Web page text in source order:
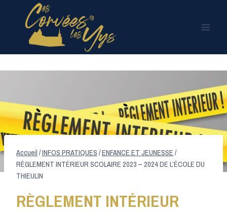
Accueil /INFOS PRATIQUES /ENFANCE ET JEUNESSE /
RÈGLEMENT INTÉRIEUR SCOLAIRE 2023 – 2024 DE L’ÉCOLE DU
THIEULIN
RÈGLEMENT INTÉRIEUR